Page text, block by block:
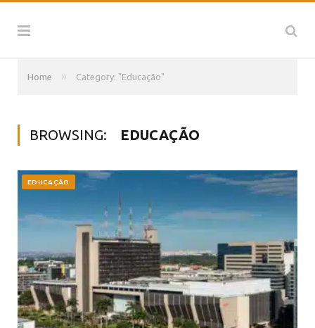
Home » Category: "Educação"
BROWSING: EDUCAÇÃO
EDUCAÇÃO